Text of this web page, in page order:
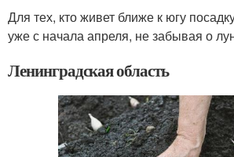
Для тех, кто живет ближе к югу
уже с начала апреля, не забывая о
Ленинградская область